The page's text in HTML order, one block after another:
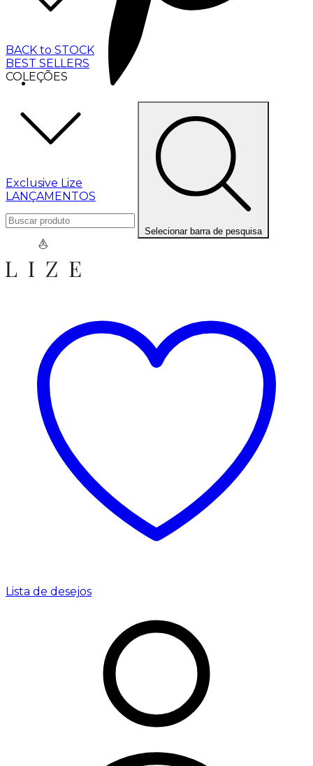
BACK to STOCK
BEST SELLERS
COLEÇÕES
Exclusive Lize
LANÇAMENTOS
Selecionar barra de pesquisa
Lista de desejos